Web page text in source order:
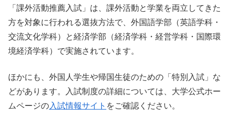
「課外活動推薦入試」は、課外活動と学業を両立してきた
方を対象に行われる選抜方法で、外国語学部（英語学科・
交流文化学科）と経済学部（経済学科・経営学科・国際環
境経済学科）で実施されています。
ほかにも、外国人学生や帰国生徒のための「特別入試」な
どがあります。入試制度の詳細については、大学公式ホー
ムページの入試情報サイト をご確認ください。